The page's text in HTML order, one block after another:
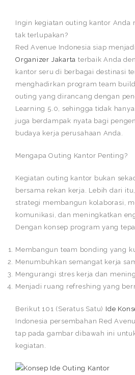
Ingin kegiatan outing kantor Anda
tak terlupakan?
Red Avenue Indonesia siap
Organizer Jakarta terbaik Anda
kantor seru di berbagai destinasi
menghadirkan program team
outing yang dirancang dengan
Learning 5.0, sehingga tidak
juga berdampak nyata bagi
budaya kerja perusahaan Anda.
Mengapa Outing Kantor Penting?
Kegiatan outing kantor bukan
bersama rekan kerja. Lebih dari
strategi membangun kolaborasi,
komunikasi, dan meningkatkan
Dengan konsep program yang
Membangun team bonding yang
Menumbuhkan semangat kerja
Mengurangi stres kerja dan
Menjadi ruang refreshing yang
Berikut 101 (Seratus Satu) Ide
Indonesia persembahan Red
tap pada gambar dibawah ini
kegiatan.